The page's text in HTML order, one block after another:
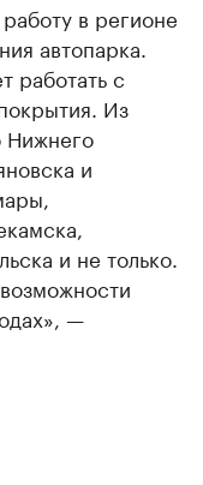
в регионе
автопарка.
работать с
Из
Нижнего
и
и не только.
—